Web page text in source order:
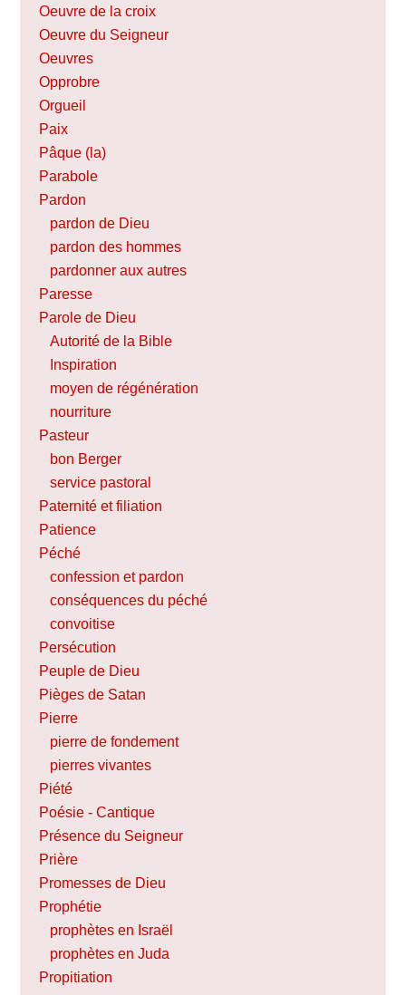
Oeuvre de la croix
Oeuvre du Seigneur
Oeuvres
Opprobre
Orgueil
Paix
Pâque (la)
Parabole
Pardon
pardon de Dieu
pardon des hommes
pardonner aux autres
Paresse
Parole de Dieu
Autorité de la Bible
Inspiration
moyen de régénération
nourriture
Pasteur
bon Berger
service pastoral
Paternité et filiation
Patience
Péché
confession et pardon
conséquences du péché
convoitise
Persécution
Peuple de Dieu
Pièges de Satan
Pierre
pierre de fondement
pierres vivantes
Piété
Poésie - Cantique
Présence du Seigneur
Prière
Promesses de Dieu
Prophétie
prophètes en Israël
prophètes en Juda
Propitiation